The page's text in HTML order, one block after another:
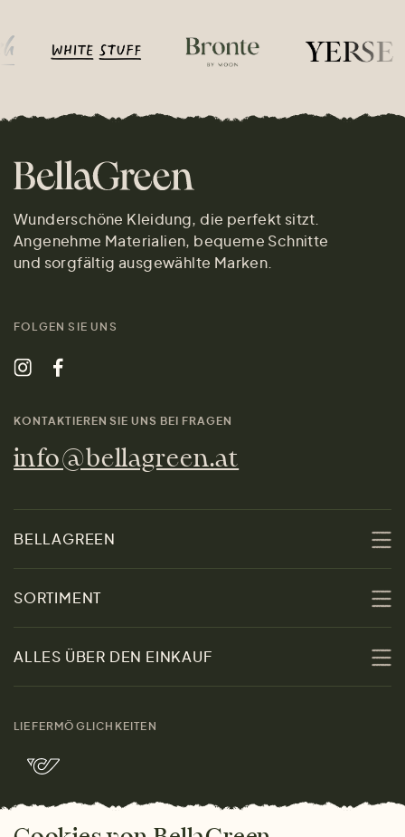
Wunderschöne Kleidung, die perfekt sitzt.
Angenehme Materialien, bequeme Schnitte
und sorgfältig ausgewählte Marken.
FOLGEN SIE UNS
KONTAKTIEREN SIE UNS BEI FRAGEN
info@bellagreen.at
BELLAGREEN
Nachhaltigkeit
Kontakt
Marken
Bella Green Magazin
SORTIMENT
Damen
Herren
Wohnen
Geschenke
ALLES ÜBER DEN EINKAUF
LIEFERMÖGLICHKEITEN